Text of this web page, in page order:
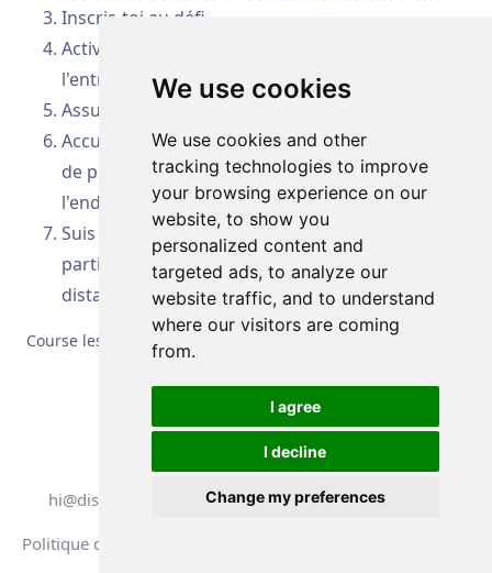
We use cookies
We use cookies and other
tracking technologies to improve
your browsing experience on our
website, to show you
personalized content and
targeted ads, to analyze our
website traffic, and to understand
where our visitors are coming
from.
I agree
I decline
Change my preferences
Inscris-toi au défi
Active ton application sportive pendant
l'entraînement (désactive-la à la fin)
Assure-toi que les données GPS sont activées
Accumule 100 km en courant les distances lors
de plusieurs entraînements, au moment et à
l'endroit qui te conviennent le mieux
Suis ton classement parmi les autres
participants pendant le défi des 100 km de
distance
Course les 100 km - Tu peux le faire !
Tous droits réservés. DistantRace
hi@distantrace.com
+371 25425987
Politique de confidentialité